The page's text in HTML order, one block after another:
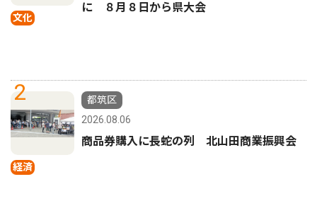
文化
に ８月８日から県大会
2
経済
都筑区
2026.08.06
商品券購入に長蛇の列 北山田商業振興会